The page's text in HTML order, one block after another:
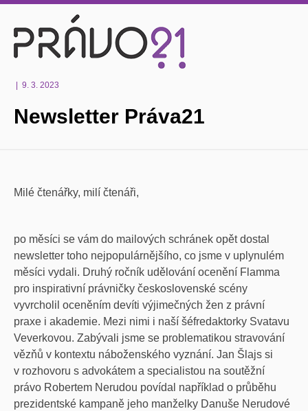
9. 3. 2023
Newsletter Práva21
Milé čtenářky, milí čtenáři,
po měsíci se vám do mailových schránek opět dostal
newsletter toho nejpopulárnějšího, co jsme v uplynulém
měsíci vydali. Druhý ročník udělování ocenění Flamma
pro inspirativní právničky československé scény
vyvrcholil oceněním devíti výjimečných žen z právní
praxe i akademie. Mezi nimi i naší šéfredaktorky Svatavu
Veverkovou. Zabývali jsme se problematikou stravování
vězňů v kontextu náboženského vyznání. Jan Šlajs si
v rozhovoru s advokátem a specialistou na soutěžní
právo Robertem Nerudou povídal například o průběhu
prezidentské kampaně jeho manželky Danuše Nerudové